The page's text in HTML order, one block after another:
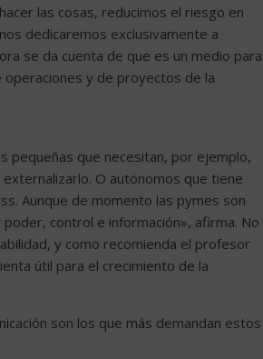
las cosas, reducimos el riesgo en
dedicaremos exclusivamente a
se da cuenta de que es un medio para
y de proyectos de la
pequeñas que necesitan, por ejemplo,
O autónomos que tiene
Aunque de momento las pymes son
control e información», afirma. No
y como recomienda el profesor
útil para el crecimiento de la
son los que más demandan estos